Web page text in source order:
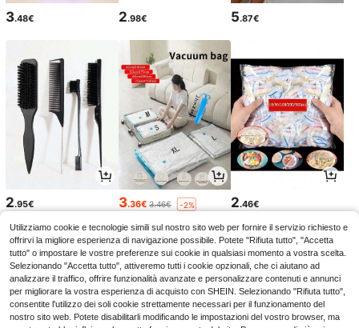
3.48€ 2.98€ 5.87€
2.95€ 3.36€ 3.46€ -2% 2.46€
Utilizziamo cookie e tecnologie simili sul nostro sito web per fornire il servizio richiesto e
offrirvi la migliore esperienza di navigazione possibile. Potete "Rifiuta tutto", "Accetta
tutto" o impostare le vostre preferenze sui cookie in qualsiasi momento a vostra scelta.
Selezionando "Accetta tutto", attiveremo tutti i cookie opzionali, che ci aiutano ad
analizzare il traffico, offrire funzionalità avanzate e personalizzare contenuti e annunci
per migliorare la vostra esperienza di acquisto con SHEIN. Selezionando "Rifiuta tutto",
consentite l'utilizzo dei soli cookie strettamente necessari per il funzionamento del
nostro sito web. Potete disabilitarli modificando le impostazioni del vostro browser, ma